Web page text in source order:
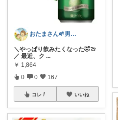
おたまさん🌱男の子ママ
＼やっぱり飲みたくなった🤣🍈
／ 最近、ク ...
￥ 1,864
0 0 167
コレ いいね